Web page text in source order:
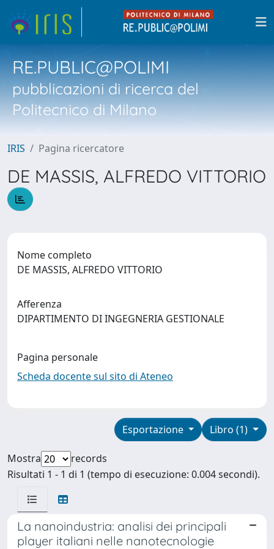
RE.PUBLIC@POLIMI
pubblicazioni di ricerca del
Politecnico di Milano
IRIS Pagina ricercatore
DE MASSIS, ALFREDO VITTORIO
Nome completo
DE MASSIS, ALFREDO VITTORIO
Afferenza
DIPARTIMENTO DI INGEGNERIA GESTIONALE
Pagina personale
Scheda docente sul sito di Ateneo
Libro (1)
Esportazione
Mostra
records
Risultati 1 - 1 di 1 (tempo di esecuzione: 0.004 secondi).
La nanoindustria: analisi dei principali
player italiani nelle nanotecnologie